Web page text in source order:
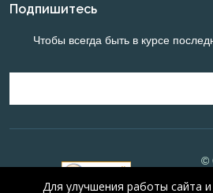
Подпишитесь
Чтобы всегда быть в курсе
©
Для улучшения работы сайта